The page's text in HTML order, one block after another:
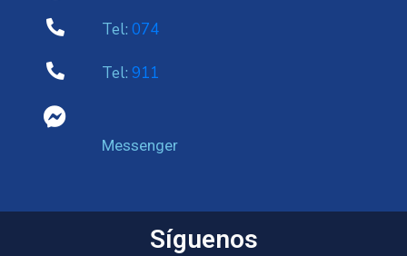
Tel: 074
Tel: 911
Messenger
Síguenos